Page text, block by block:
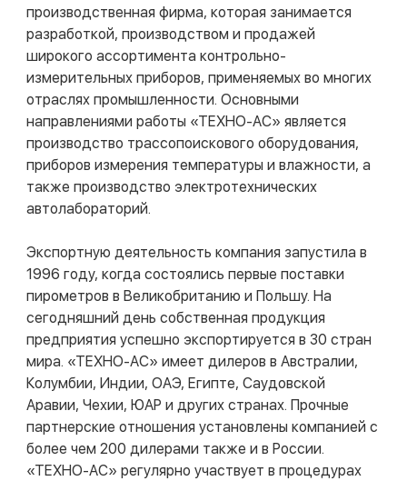
производственная фирма, которая занимается
разработкой, производством и продажей
широкого ассортимента контрольно-
измерительных приборов, применяемых во многих
отраслях промышленности. Основными
направлениями работы «ТЕХНО-АС» является
производство трассопоискового оборудования,
приборов измерения температуры и влажности, а
также производство электротехнических
автолабораторий.
Экспортную деятельность компания запустила в
1996 году, когда состоялись первые поставки
пирометров в Великобританию и Польшу. На
сегодняшний день собственная продукция
предприятия успешно экспортируется в 30 стран
мира. «ТЕХНО-АС» имеет дилеров в Австралии,
Колумбии, Индии, ОАЭ, Египте, Саудовской
Аравии, Чехии, ЮАР и других странах. Прочные
партнерские отношения установлены компанией с
более чем 200 дилерами также и в России.
«ТЕХНО-АС» регулярно участвует в процедурах